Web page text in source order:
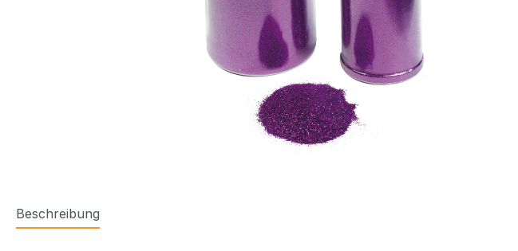
Beschreibung